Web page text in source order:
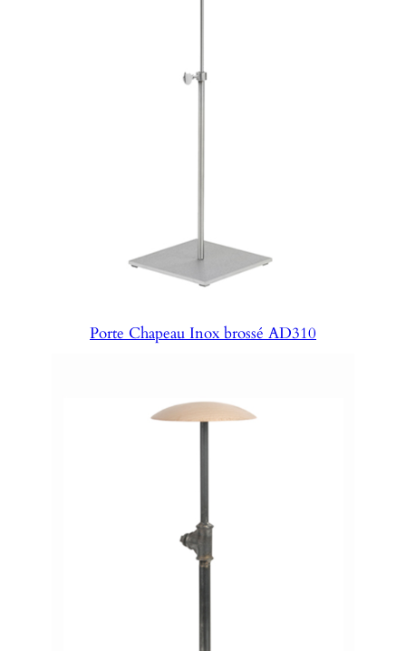
Porte Chapeau Inox brossé AD310